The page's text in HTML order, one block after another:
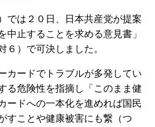
では２０日、日本共産党が提案
中止することを求める意見書」
６）で可決しました。
カードでトラブルが多発してい
る危険性を指摘し「このまま健
ードへの一本化を進めれば国民
すことや健康被害にも繋（つ